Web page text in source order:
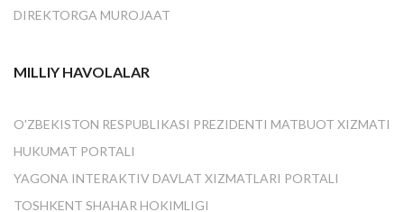
DIREKTORGA MUROJAAT
MILLIY HAVOLALAR
O'ZBEKISTON RESPUBLIKASI PREZIDENTI MATBUOT XIZMATI
HUKUMAT PORTALI
YAGONA INTERAKTIV DAVLAT XIZMATLARI PORTALI
TOSHKENT SHAHAR HOKIMLIGI